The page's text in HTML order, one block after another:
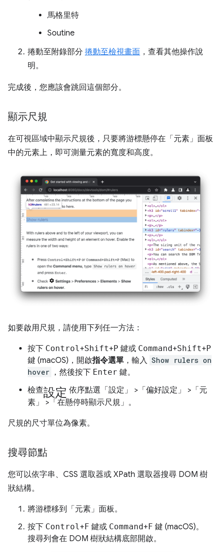
馬格里特
Soutine
捲動至附錄部分 捲動至檢視畫面 ，查看其他操作說
明。
完成後，您應該會跳回這個部分。
顯示尺規
在可視區域中顯示尺規後，只要將游標懸停在「元素」 面板
中的元素上，即可測量元素的寬度和高度。
如要啟用尺規，請使用下列任一方法：
按下 Control+Shift+ P 鍵或 Command+Shift+ P
鍵 (macOS)，開啟指令選單 ，輸入 Show rulers on
hover ，然後按下 Enter 鍵。
檢查設定 依序點選「設定」 >「偏好設定」
>「元
素」
>「在懸停時顯示尺規」 。
尺規的尺寸單位為像素。
搜尋節點
您可以依字串、CSS 選取器或 XPath 選取器搜尋 DOM 樹
狀結構。
將游標移到「元素」 面板。
按下 Control+ F 鍵或 Command+ F 鍵 (macOS)。
搜尋列會在 DOM 樹狀結構底部開啟。